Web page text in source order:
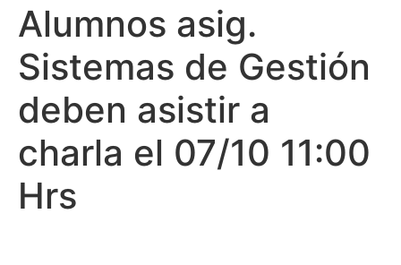
Alumnos asig.
Sistemas de Gestión
deben asistir a
charla el 07/10 11:00
Hrs